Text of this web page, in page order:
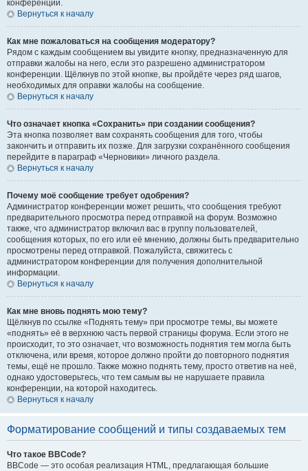
конференции.
Вернуться к началу
Как мне пожаловаться на сообщения модератору?
Рядом с каждым сообщением вы увидите кнопку, предназначенную для
отправки жалобы на него, если это разрешено администратором
конференции. Щёлкнув по этой кнопке, вы пройдёте через ряд шагов,
необходимых для оправки жалобы на сообщение.
Вернуться к началу
Что означает кнопка «Сохранить» при создании сообщения?
Эта кнопка позволяет вам сохранять сообщения для того, чтобы
закончить и отправить их позже. Для загрузки сохранённого сообщения
перейдите в параграф «Черновики» личного раздела.
Вернуться к началу
Почему моё сообщение требует одобрения?
Администратор конференции может решить, что сообщения требуют
предварительного просмотра перед отправкой на форум. Возможно
также, что администратор включил вас в группу пользователей,
сообщения которых, по его или её мнению, должны быть предварительно
просмотрены перед отправкой. Пожалуйста, свяжитесь с
администратором конференции для получения дополнительной
информации.
Вернуться к началу
Как мне вновь поднять мою тему?
Щёлкнув по ссылке «Поднять тему» при просмотре темы, вы можете
«поднять» её в верхнюю часть первой страницы форума. Если этого не
происходит, то это означает, что возможность поднятия тем могла быть
отключена, или время, которое должно пройти до повторного поднятия
темы, ещё не прошло. Также можно поднять тему, просто ответив на неё,
однако удостоверьтесь, что тем самым вы не нарушаете правила
конференции, на которой находитесь.
Вернуться к началу
Форматирование сообщений и типы создаваемых тем
Что такое BBCode?
BBCode — это особая реализация HTML, предлагающая большие